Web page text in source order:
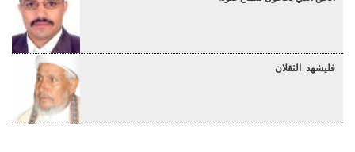
فليشهد الثقلان